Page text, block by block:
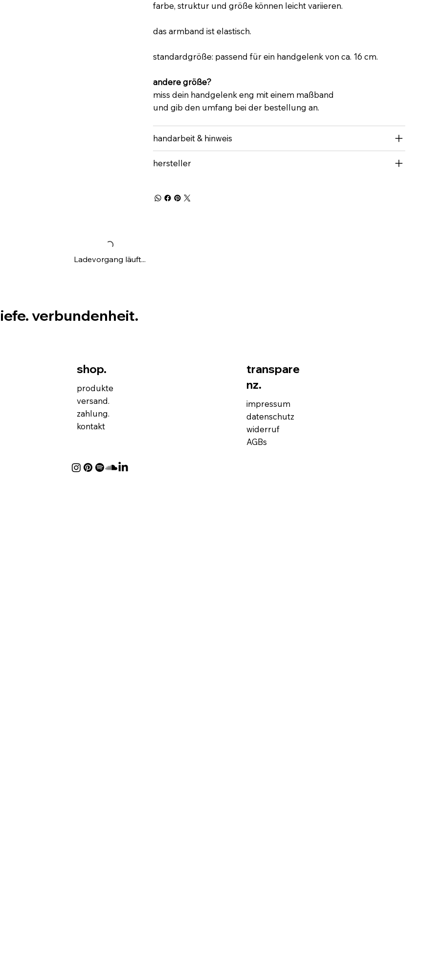
farbe, struktur und größe können leicht variieren.
das armband ist elastisch.
standardgröße: passend für ein handgelenk von ca. 16 cm.
andere größe?
miss dein handgelenk eng mit einem maßband
und gib den umfang bei der bestellung an.
handarbeit & hinweis
hersteller
Ladevorgang läuft...
verbundenheit.
shop.
produkte
versand.
zahlung.
kontakt
transpare
nz.
impressum
datenschutz
widerruf
AGBs